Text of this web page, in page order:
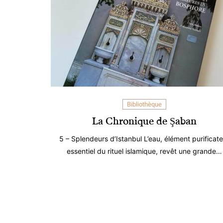
Bibliothèque
La Chronique de Şaban
5 – Splendeurs d’Istanbul L’eau, élément
essentiel du rituel islamique, revêt une grande…